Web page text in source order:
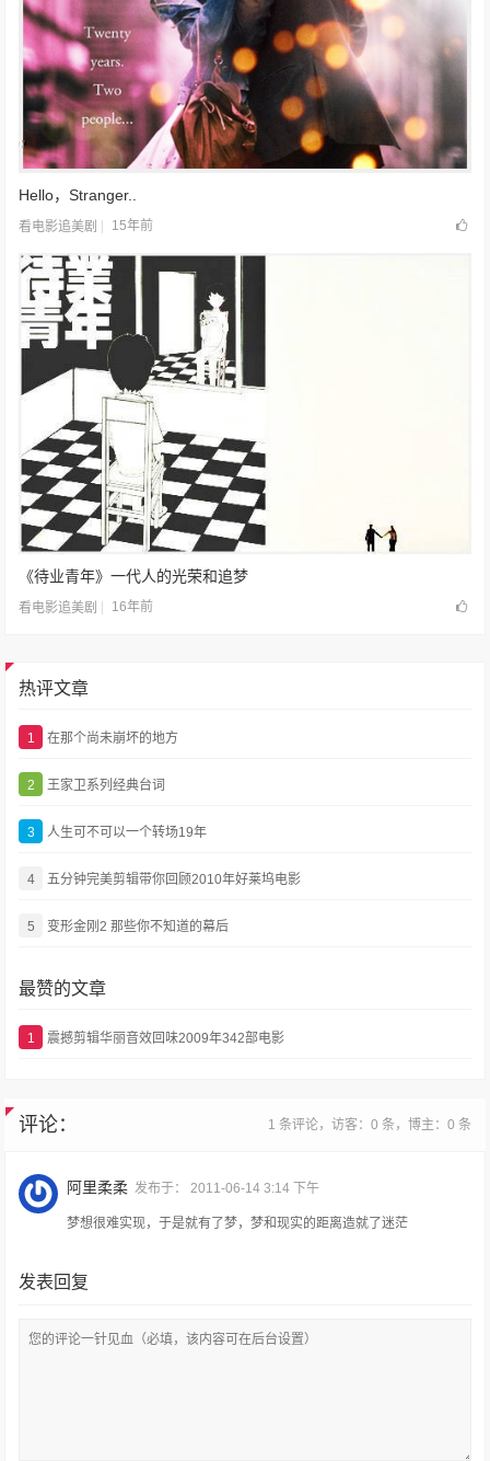
Hello，Stranger..
看电影追美剧 15年前
《待业青年》一代人的光荣和追梦
看电影追美剧 16年前
热评文章
1 在那个尚未崩坏的地方
2 王家卫系列经典台词
3 人生可不可以一个转场19年
4 五分钟完美剪辑带你回顾2010年好莱坞电影
5 变形金刚2 那些你不知道的幕后
最赞的文章
1 震撼剪辑华丽音效回味2009年342部电影
评论： 1 条评论，访客：0 条，博主：0 条
阿里柔柔 发布于： 2011-06-14 3:14 下午
梦想很难实现，于是就有了梦，梦和现实的距离造就了迷茫
发表回复